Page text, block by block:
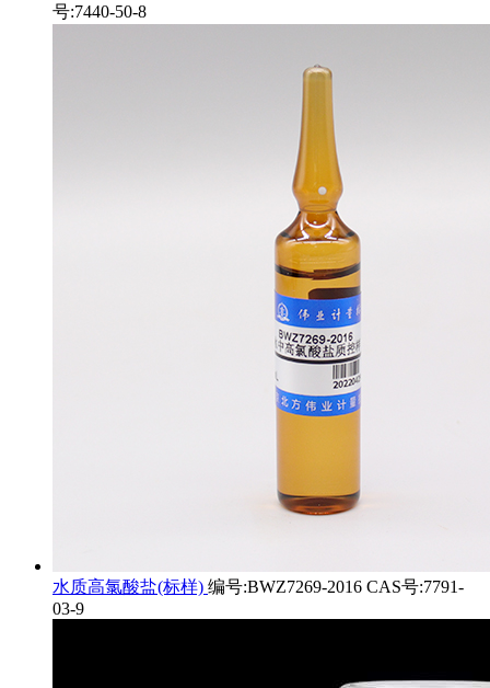
号:7440-50-8
水质高氯酸盐(标样) 编号:BWZ7269-2016 CAS号:7791-
03-9